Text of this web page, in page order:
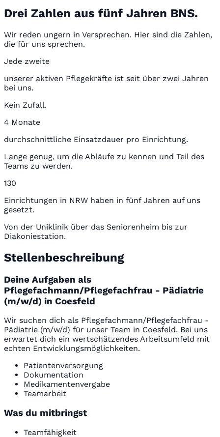
Drei Zahlen aus fünf Jahren BNS.
Wir reden ungern in Versprechen. Hier sind die Zahlen,
die für uns sprechen.
Jede zweite
unserer aktiven Pflegekräfte ist seit über zwei Jahren
bei uns.
Kein Zufall.
4 Monate
durchschnittliche Einsatzdauer pro Einrichtung.
Lange genug, um die Abläufe zu kennen und Teil des
Teams zu werden.
130
Einrichtungen in NRW haben in fünf Jahren auf uns
gesetzt.
Von der Uniklinik über das Seniorenheim bis zur
Diakoniestation.
Stellenbeschreibung
Deine Aufgaben als
Pflegefachmann/Pflegefachfrau - Pädiatrie
(m/w/d) in Coesfeld
Wir suchen dich als Pflegefachmann/Pflegefachfrau -
Pädiatrie (m/w/d) für unser Team in Coesfeld. Bei uns
erwartet dich ein wertschätzendes Arbeitsumfeld mit
echten Entwicklungsmöglichkeiten.
Patientenversorgung
Dokumentation
Medikamentenvergabe
Teamarbeit
Was du mitbringst
Teamfähigkeit